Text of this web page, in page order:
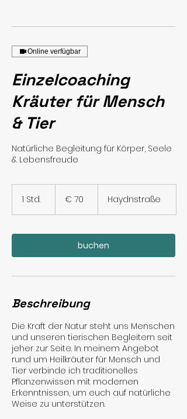
Online verfügbar
Einzelcoaching
Kräuter für Mensch
& Tier
Natürliche Begleitung für Körper, Seele
& Lebensfreude
1 Std.
d
€ 70 Haydnstraße
buchen
Beschreibung
Die Kraft der Natur steht uns Menschen
und unseren tierischen Begleitern seit
jeher zur Seite. In meinem Angebot
rund um Heilkräuter für Mensch und
Tier verbinde ich traditionelles
Pflanzenwissen mit modernen
Erkenntnissen, um euch auf natürliche
Weise zu unterstützen.